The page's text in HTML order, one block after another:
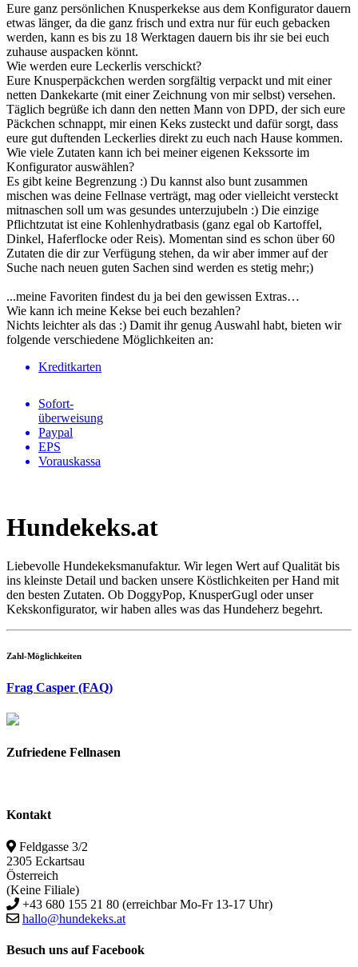
Eure ganz persönlichen Knusperkekse aus dem Konfigurator dauern
etwas länger, da die ganz frisch und extra nur für euch gebacken
werden, kann es bis zu 18 Werktagen dauern bis ihr sie bei euch
zuhause auspacken könnt.
Wie werden eure Leckerlis verschickt?
Eure Knusperpäckchen werden sorgfältig verpackt und mit einer
netten Dankekarte (mit einer Zeichnung von mir selbst) versehen.
Täglich begrüße ich dann den netten Mann von DPD, der sich eure
Päckchen schnappt, mir einen Keks zusteckt und dafür sorgt, dass
eure gut duftenden Leckerlies direkt zu euch nach Hause kommen.
Wie viele Zutaten kann ich bei meiner eigenen Kekssorte im
Konfigurator auswählen?
Es gibt keine Begrenzung :) Du kannst also bunt zusammen
mischen was deine Fellnase verträgt, mag oder vielleicht versteckt
mitnaschen soll um was gesundes unterzujubeln :) Die einzige
Pflichtzutat ist eine Kohlenhydratbasis (ganz egal ob Kartoffel,
Dinkel, Haferflocke oder Reis). Momentan sind es schon über 60
Zutaten die dir zur Verfügung stehen, da wir aber immer auf der
Suche nach neuen guten Sachen sind werden es stetig mehr;)
...meine Favoriten findest du ja bei den gewissen Extras…
Wie kann ich meine Kekse bei euch bezahlen?
Nichts leichter als das :) Damit ihr genug Auswahl habt, bieten wir
folgende verschiedene Möglichkeiten an:
Kreditkarten
Sofort-
überweisung
Paypal
EPS
Vorauskassa
Hundekeks.at
Liebevolle Hundekeksmanufaktur. Wir legen Wert auf Qualität bis
ins kleinste Detail und backen unsere Köstlichkeiten per Hand mit
den besten Zutaten. Ob DoggyPop, KnusperGugl oder unser
Kekskonfigurator, wir haben alles was das Hundeherz begehrt.
Zahl-Möglichkeiten
Frag Casper (FAQ)
Zufriedene Fellnasen
Kontakt
Feldgasse 3/2
2305 Eckartsau
Österreich
(Keine Filiale)
+43 680 155 21 80 (erreichbar Mo-Fr 13-17 Uhr)
hallo@hundekeks.at
Besuch uns auf Facebook